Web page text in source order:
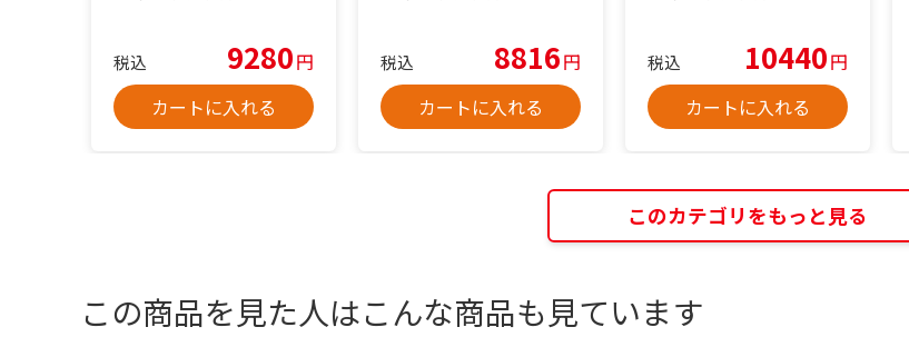
税込 9280円
カートに入れる
税込 8816円
カートに入れる
税込 10440円
カートに入れる
このカテゴリをもっと見る
この商品を見た人はこんな商品も見ています